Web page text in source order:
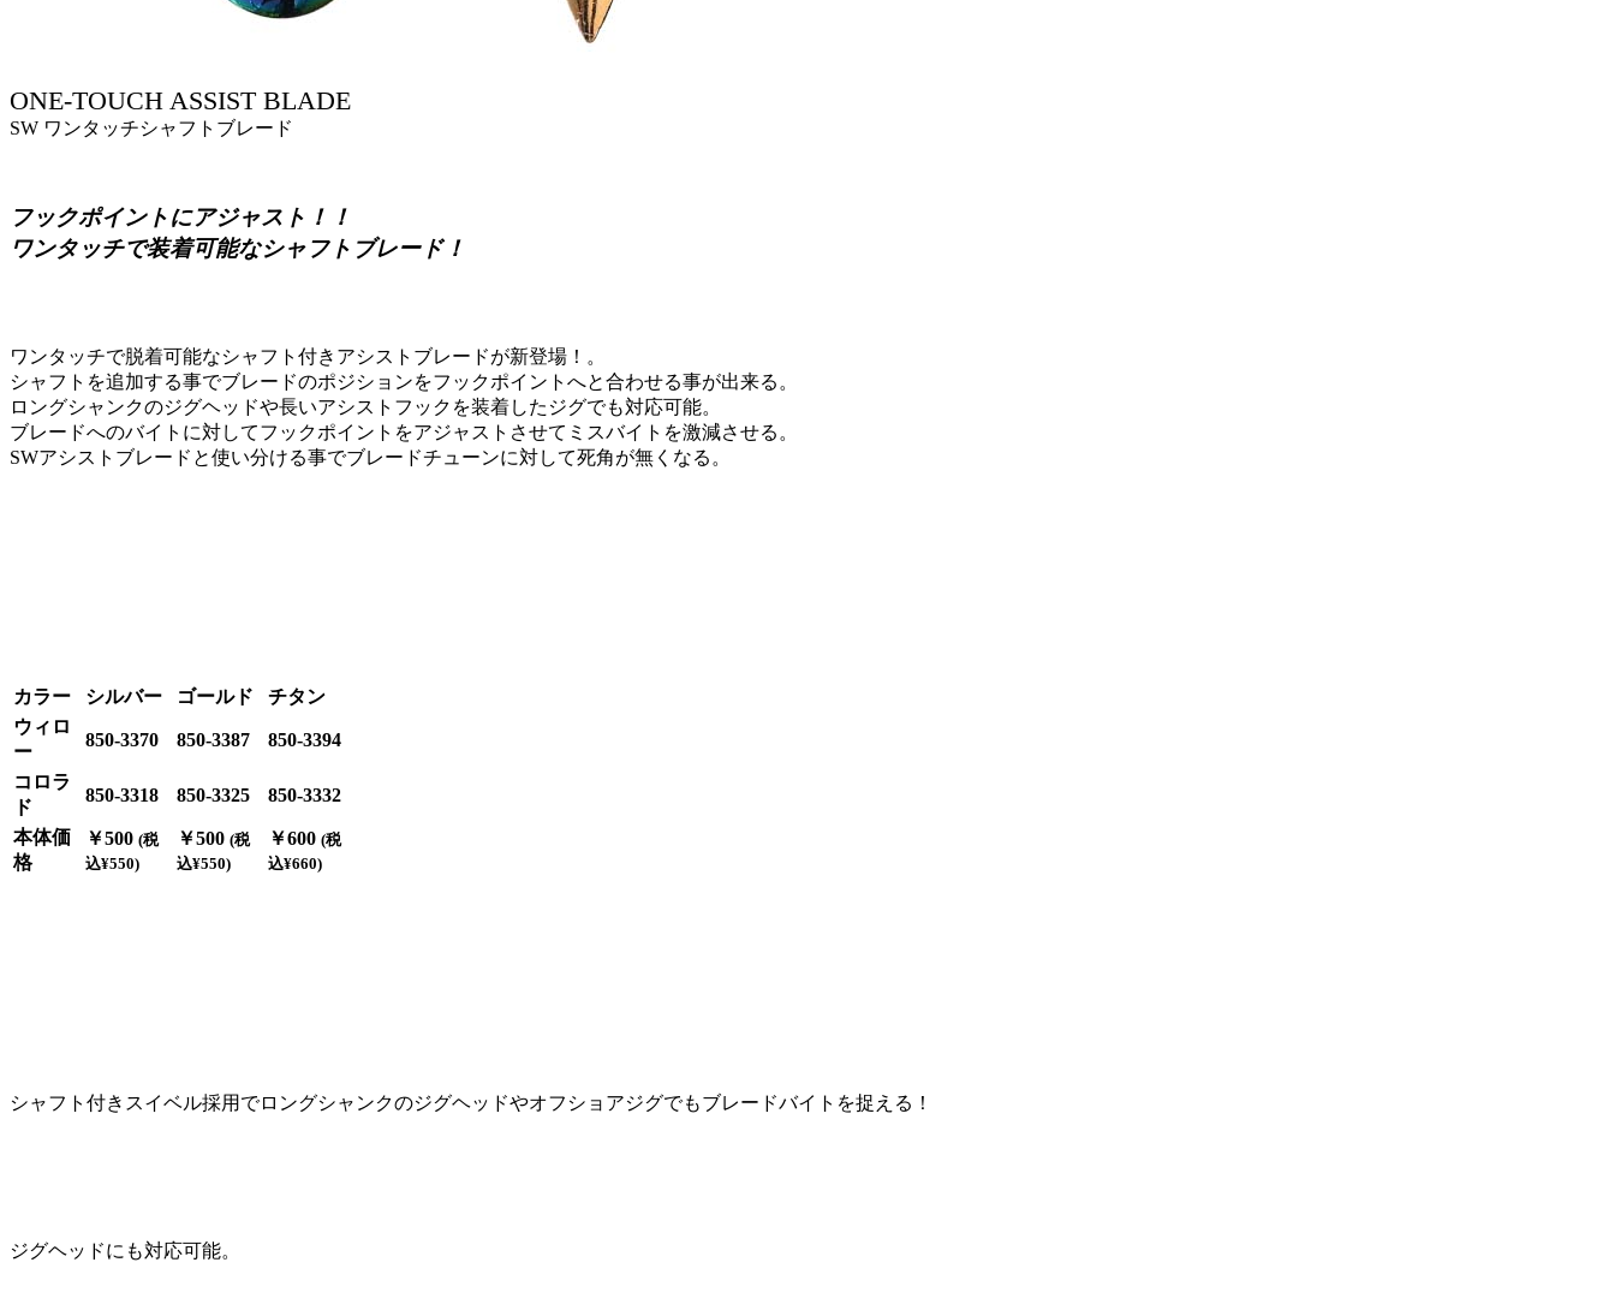
ONE-TOUCH ASSIST BLADE
SW ワンタッチシャフトブレード
フックポイントにアジャスト！！
ワンタッチで装着可能なシャフトブレード！
ワンタッチで脱着可能なシャフト付きアシストブレードが新登場！。
シャフトを追加する事でブレードのポジションをフックポイントへと合わせる事が出来る。
ロングシャンクのジグヘッドや長いアシストフックを装着したジグでも対応可能。
ブレードへのバイトに対してフックポイントをアジャストさせてミスバイトを激減させる。
SWアシストブレードと使い分ける事でブレードチューンに対して死角が無くなる。
カラー シルバー ゴールド
チタン
ウィロ
ー
850-3370 850-3387 850-3394
コロラ
ド
850-3318 850-3325 850-3332
本体価
格
￥500 (税
込¥550)
￥500 (税
込¥550)
￥600 (税
込¥660)
シャフト付きスイベル採用でロングシャンクのジグヘッドやオフショアジグでもブレードバイトを捉える！
ジグヘッドにも対応可能。